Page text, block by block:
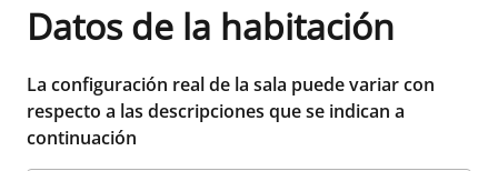
Datos de la habitación
La configuración real de la sala puede variar con
respecto a las descripciones que se indican a
continuación